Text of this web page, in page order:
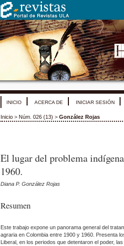
INICIO ACERCA DE INICIAR SESIÓN
Inicio > Núm. 026 (13) > González Rojas
El lugar del problema
1960.
Diana P. González Rojas
Resumen
Este trabajo expone un panorama general del
agraria en Colombia entre 1900 y 1960. Presenta
Liberal, en los periodos que detentaron el poder,